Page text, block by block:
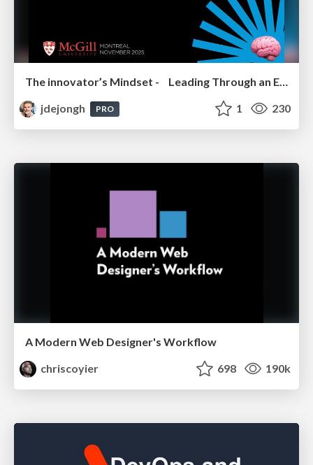
The innovator’s Mindset - Leading Through an Era of Exponential Change - McGill University 2025
jdejongh
PRO 1 230
A Modern Web Designer's Workflow
chriscoyier
698 190k